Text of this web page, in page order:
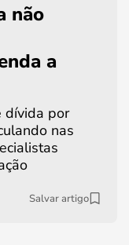
não
a
dívida por
nas
Salvar artigo